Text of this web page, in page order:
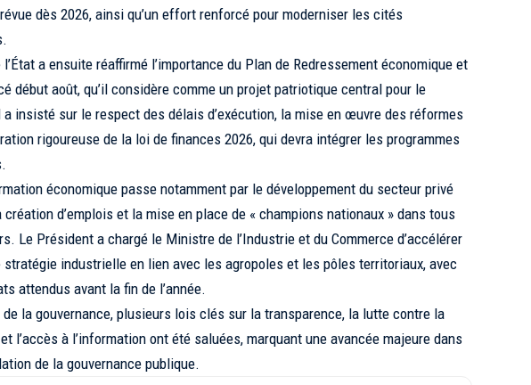
dès 2026, ainsi qu’un effort renforcé pour moderniser les cités
l’État a ensuite réaffirmé l’importance du Plan de Redressement économique et
début août, qu’il considère comme un projet patriotique central pour le
insisté sur le respect des délais d’exécution, la mise en œuvre des réformes
rigoureuse de la loi de finances 2026, qui devra intégrer les programmes
économique passe notamment par le développement du secteur privé
création d’emplois et la mise en place de « champions nationaux » dans tous
Le Président a chargé le Ministre de l’Industrie et du Commerce d’accélérer
stratégie industrielle en lien avec les agropoles et les pôles territoriaux, avec
attendus avant la fin de l’année.
de la gouvernance, plusieurs lois clés sur la transparence, la lutte contre la
l’accès à l’information ont été saluées, marquant une avancée majeure dans
de la gouvernance publique.